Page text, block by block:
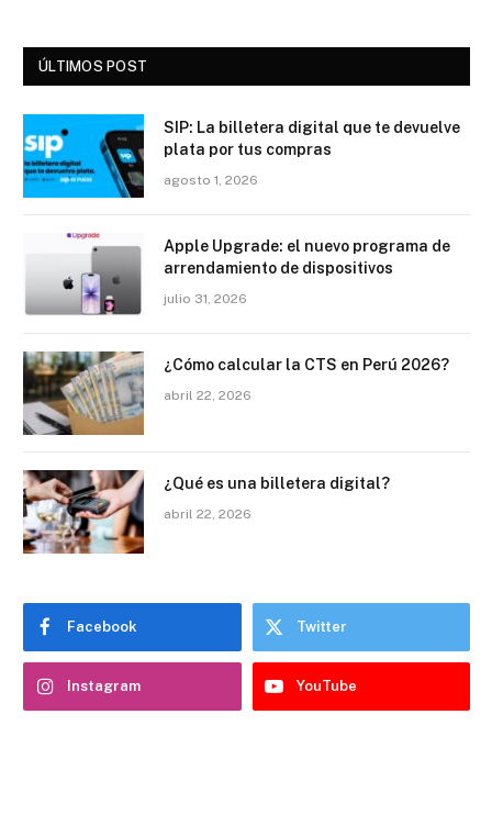
ÚLTIMOS POST
SIP: La billetera digital que te devuelve
plata por tus compras
agosto 1, 2026
Apple Upgrade: el nuevo programa de
arrendamiento de dispositivos
julio 31, 2026
¿Cómo calcular la CTS en Perú 2026?
abril 22, 2026
¿Qué es una billetera digital?
abril 22, 2026
Facebook Twitter
Instagram YouTube